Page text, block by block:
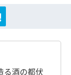
る酒の都伏